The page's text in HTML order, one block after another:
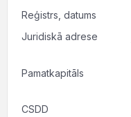
Reģistrs, datums
Juridiskā adrese
Pamatkapitāls
CSDD